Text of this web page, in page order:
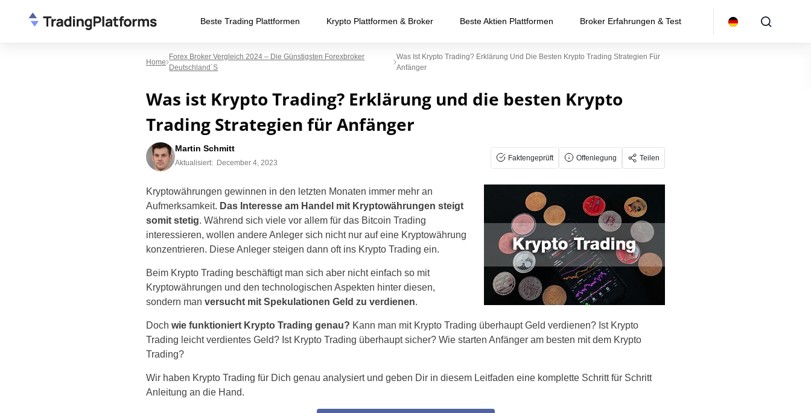
Beste Trading Plattformen Krypto Plattformen & Broker Beste Aktien Plattformen Broker Erfahrungen & Test
Home
Forex Broker Vergleich 2024 – Die Günstigsten Forexbroker
Deutschland´s
Was Ist Krypto Trading? Erklärung Und Die Besten Krypto Trading Strategien Für
Anfänger
Was ist Krypto Trading? Erklärung und die besten Krypto
Trading Strategien für Anfänger
Martin Schmitt
Aktualisiert: December 4, 2023
Faktengeprüft Offenlegung Teilen
Kryptowährungen gewinnen in den letzten Monaten immer mehr an
Aufmerksamkeit. Das Interesse am Handel mit Kryptowährungen steigt
somit stetig. Während sich viele vor allem für das Bitcoin Trading
interessieren, wollen andere Anleger sich nicht nur auf eine Kryptowährung
konzentrieren. Diese Anleger steigen dann oft ins Krypto Trading ein.
Beim Krypto Trading beschäftigt man sich aber nicht einfach so mit
Kryptowährungen und den technologischen Aspekten hinter diesen,
sondern man versucht mit Spekulationen Geld zu verdienen.
Doch wie funktioniert Krypto Trading genau? Kann man mit Krypto Trading überhaupt Geld verdienen? Ist Krypto
Trading leicht verdientes Geld? Ist Krypto Trading überhaupt sicher? Wie starten Anfänger am besten mit dem Krypto
Trading?
Wir haben Krypto Trading für Dich genau analysiert und geben Dir in diesem Leitfaden eine komplette Schritt für Schritt
Anleitung an die Hand.